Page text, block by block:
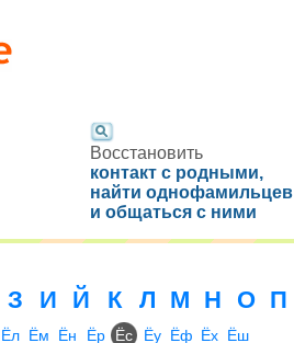
Восстановить
контакт с родными,
найти однофамильцев
и общаться с ними
З И Й К Л М Н О П
Ёл Ём Ён Ёр Ёс Ёу Ёф Ёх Ёш